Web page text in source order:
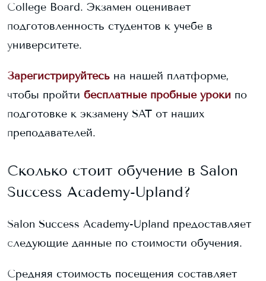
College Board. Экзамен оценивает
подготовленность студентов к учебе в
университете.
Зарегистрируйтесь на нашей платформе,
чтобы пройти бесплатные пробные уроки по
подготовке к экзамену SAT от наших
преподавателей.
Сколько стоит обучение в Salon
Success Academy-Upland?
Salon Success Academy-Upland предоставляет
следующие данные по стоимости обучения.
Средняя стоимость посещения составляет